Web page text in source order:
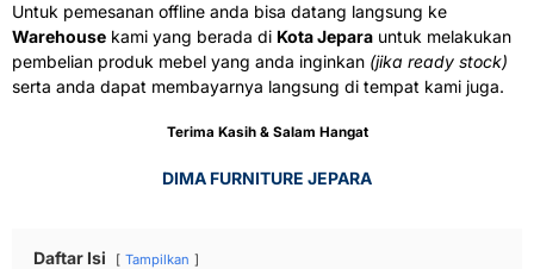
Untuk pemesanan offline anda bisa datang langsung ke
Warehouse kami yang berada di Kota Jepara untuk melakukan
pembelian produk mebel yang anda inginkan (jika ready stock)
serta anda dapat membayarnya langsung di tempat kami juga.
Terima Kasih & Salam Hangat
DIMA FURNITURE JEPARA
Daftar Isi Tampilkan